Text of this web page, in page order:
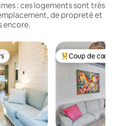
: ces logements sont très
de propreté et
encore.
plus appréciés Coups de cœur
Coup de cœur